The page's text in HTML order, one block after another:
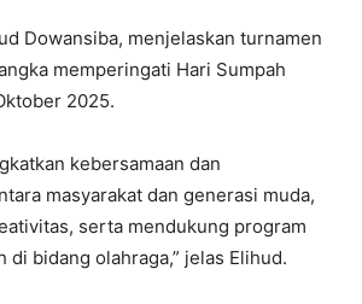
Dowansiba, menjelaskan turnamen
memperingati Hari Sumpah
2025.
kebersamaan dan
masyarakat dan generasi muda,
serta mendukung program
di bidang olahraga,” jelas Elihud.